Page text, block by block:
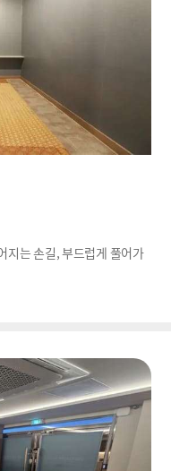
지는 손길, 부드럽게 풀어가